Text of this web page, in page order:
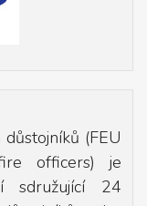
(FEU
officers) je
sdružující 24